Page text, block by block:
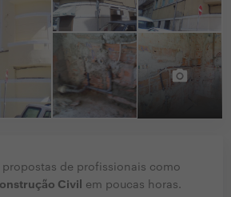
propostas de profissionais como
Civil
em poucas horas.